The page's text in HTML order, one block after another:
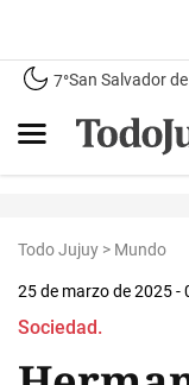
7°San Salvador
Todo Jujuy > Mundo
25 de marzo de 2025 -
Sociedad.